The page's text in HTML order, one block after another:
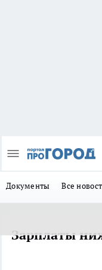
Документы Все
Зарплаты